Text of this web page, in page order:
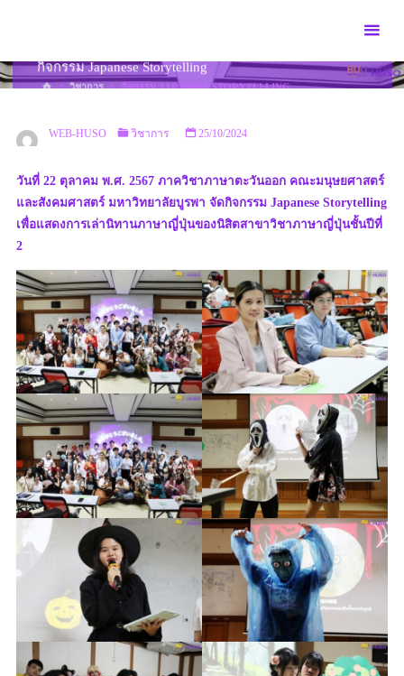
กิจกรรม Japanese Storytelling
HOME
วิชาการ กิจกรรม JAPANESE STORYTELLING
WEB-HUSO วิชาการ 25/10/2024
วันที่ 22 ตุลาคม พ.ศ. 2567 ภาควิชาภาษาตะวันออก คณะมนุษยศาสตร์
และสังคมศาสตร์ มหาวิทยาลัยบูรพา จัดกิจกรรม Japanese Storytelling
เพื่อแสดงการเล่านิทานภาษาญี่ปุ่นของนิสิตสาขาวิชาภาษาญี่ปุ่นชั้นปีที่
2